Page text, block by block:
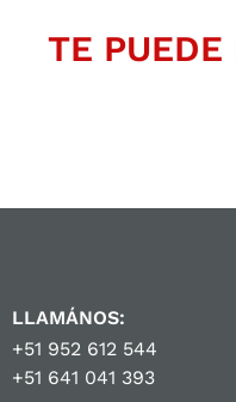
TE PUEDE
LLAMÁNOS:
+51 952 612 544
+51 641 041 393